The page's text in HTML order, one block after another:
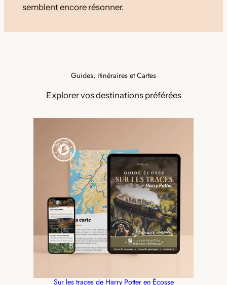
semblent encore résonner.
Guides, itinéraires et Cartes
Explorer vos destinations préférées
Sur les traces de Harry Potter en Écosse